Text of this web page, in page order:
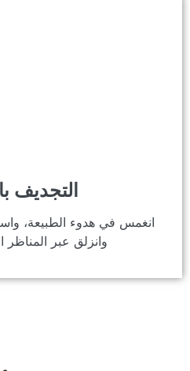
التجديف
انغمس في هدوء الطبيعة،
وانزلق عبر المناظر